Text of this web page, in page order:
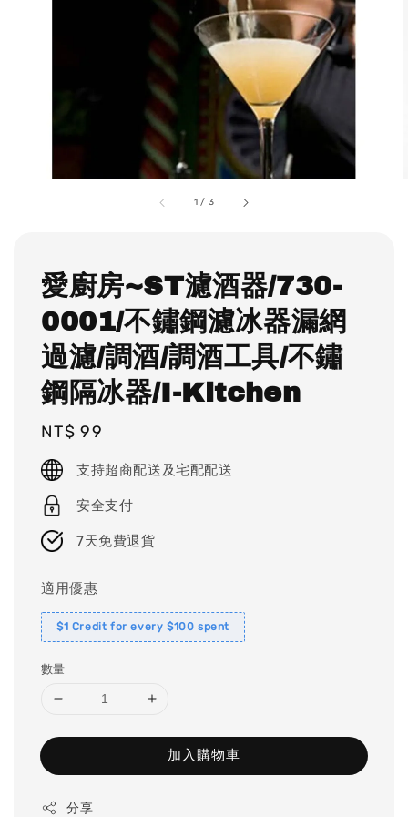
1 / 3
愛廚房~ST濾酒器/730-
0001/不鏽鋼濾冰器漏網
過濾/調酒/調酒工具/不鏽
鋼隔冰器/I-Kitchen
Regular
price
NT$ 99
支持超商配送及宅配配送
安全支付
7天免費退貨
適用優惠
$1 Credit for every $100 spent
數量
加入購物車
分享